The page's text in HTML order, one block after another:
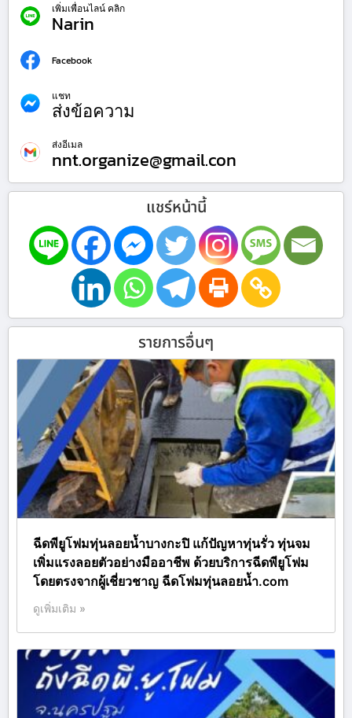
เพิ่มเพื่อนไลน์ คลิก
Narin
Facebook
แชท
ส่งข้อความ
ส่งอีเมล
nnt.organize@gmail.con
แชร์หน้านี้
รายการอื่นๆ
ฉีดพียูโฟมทุ่นลอยน้ำบางกะปิ แก้ปัญหาทุ่นรั่ว ทุ่นจม
เพิ่มแรงลอยตัวอย่างมืออาชีพ ด้วยบริการฉีดพียูโฟม
โดยตรงจากผู้เชี่ยวชาญ ฉีดโฟมทุ่นลอยน้ำ.com
ดูเพิ่มเติม »